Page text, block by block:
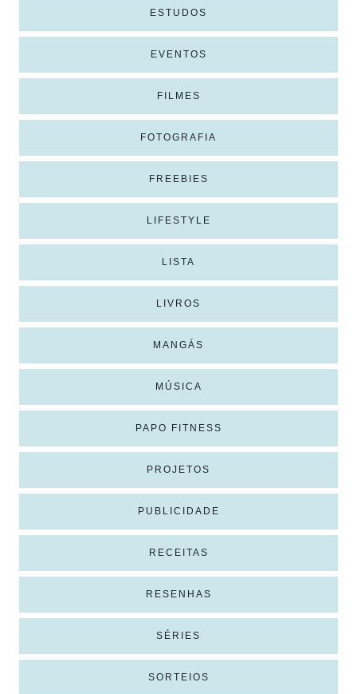
ESTUDOS
EVENTOS
FILMES
FOTOGRAFIA
FREEBIES
LIFESTYLE
LISTA
LIVROS
MANGÁS
MÚSICA
PAPO FITNESS
PROJETOS
PUBLICIDADE
RECEITAS
RESENHAS
SÉRIES
SORTEIOS